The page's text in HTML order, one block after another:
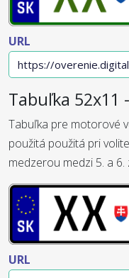
URL
Tabuľka
Tabuľka pre motorové
použitá použitá pri
medzerou medzi 5. a 6.
URL